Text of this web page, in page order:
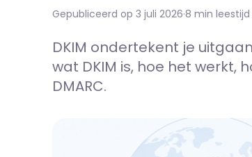
Gepubliceerd op 3 juli 2026·8 min leestijd
DKIM ondertekent je
wat DKIM is, hoe het werkt,
DMARC.